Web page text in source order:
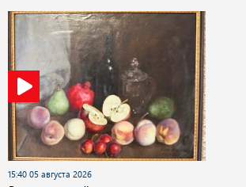
15:40 05 августа 2026